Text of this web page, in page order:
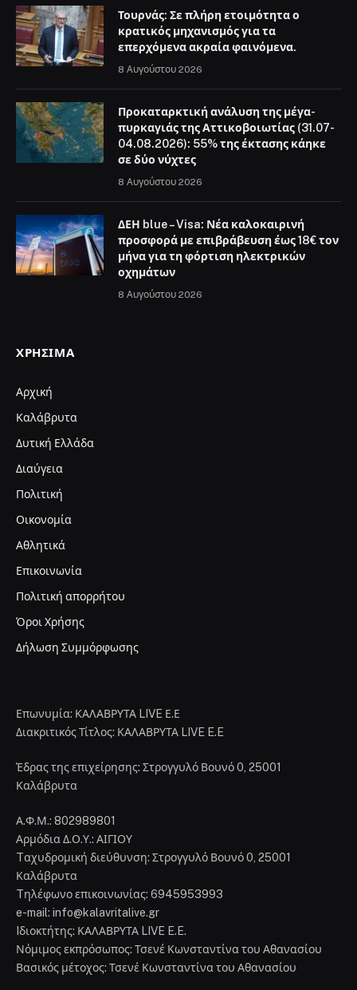
Τουρνάς: Σε πλήρη ετοιμότητα ο
κρατικός μηχανισμός για τα
επερχόμενα ακραία φαινόμενα.
8 Αυγούστου 2026
Προκαταρκτική ανάλυση της μέγα-
πυρκαγιάς της Αττικοβοιωτίας (31.07-
04.08.2026): 55% της έκτασης κάηκε
σε δύο νύχτες
8 Αυγούστου 2026
ΔΕΗ blue – Visa: Νέα καλοκαιρινή
προσφορά με επιβράβευση έως 18€ τον
μήνα για τη φόρτιση ηλεκτρικών
οχημάτων
8 Αυγούστου 2026
ΧΡΉΣΙΜΑ
Αρχική
Καλάβρυτα
Δυτική Ελλάδα
Διαύγεια
Πολιτική
Οικονομία
Αθλητικά
Επικοινωνία
Πολιτική απορρήτου
Όροι Χρήσης
Δήλωση Συμμόρφωσης
Επωνυμία: ΚΑΛΑΒΡΥΤΑ LIVE Ε.Ε
Διακριτικός Τίτλος: ΚΑΛΑΒΡΥΤΑ LIVE E.E
Έδρας της επιχείρησης: Στρογγυλό Βουνό 0, 25001
Καλάβρυτα
Α.Φ.Μ.: 802989801
Αρμόδια Δ.Ο.Υ.: ΑΙΓΙΟΥ
Tαχυδρομική διεύθυνση: Στρογγυλό Βουνό 0, 25001
Καλάβρυτα
Tηλέφωνο επικοινωνίας: 6945953993
e-mail: info@kalavritalive.gr
Iδιοκτήτης: ΚΑΛΑΒΡΥΤΑ LIVE E.E.
Νόμιμος εκπρόσωπος: Τσενέ Κωνσταντίνα του Αθανασίου
Βασικός μέτοχος: Τσενέ Κωνσταντίνα του Αθανασίου